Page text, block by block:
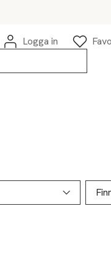
Logga in